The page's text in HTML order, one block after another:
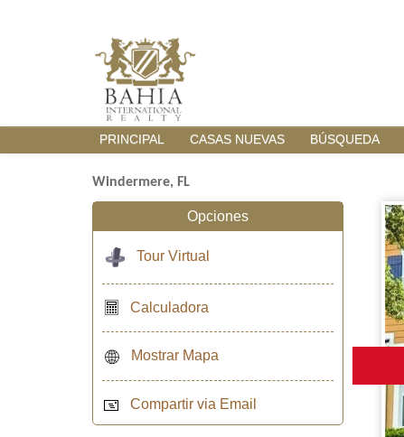
PRINCIPAL CASAS NUEVAS BÚSQUEDA
Windermere, FL
Opciones
Tour Virtual
Calculadora
Mostrar Mapa
Compartir via Email